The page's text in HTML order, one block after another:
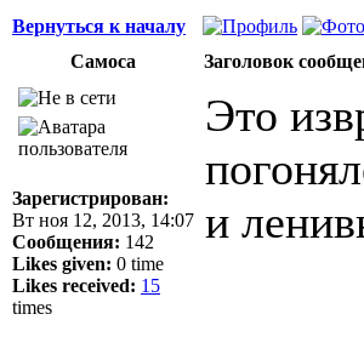
Вернуться к началу
Самоса
Заголовок
Зарегистрирован:
Вт ноя 12, 2013, 14:07
Сообщения: 142
Likes given: 0 time
Likes received: 15
times
Это
и